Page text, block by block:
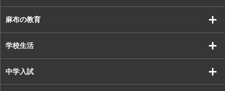
麻布の教育
学校生活
中学入試